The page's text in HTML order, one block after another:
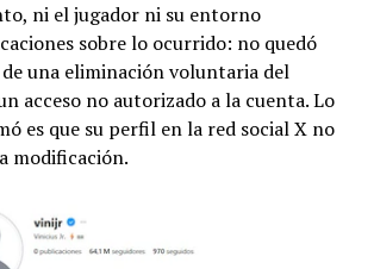
ni el jugador ni su entorno
sobre lo ocurrido: no quedó
una eliminación voluntaria del
acceso no autorizado a la cuenta. Lo
es que su perfil en la red social X no
modificación.